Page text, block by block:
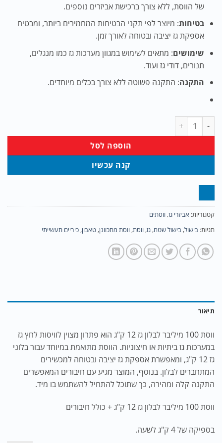
של הווסת, ללא צורך ברכישת אביזרים נוספים.
בטיחות: מיוצר לפי תקני הבטיחות המחמירים ביותר, ומבטיח
אספקת גז יציבה ובטוחה לאורך זמן.
שימושים: מתאים לשימוש במגוון מערכות גז כמו מנגלים,
תנורים, דודי גז ועוד.
התקנה: התקנה פשוטה ללא צורך בכלים מיוחדים.
כמות של ווסת 100 מיליבר לבלון גז 12 ק"ג + כולל חיבורים
הוספה לסל
קנה עכשיו
קטגוריות: אביזרי גז, ווסתים
תגיות: בישול, בישול שטח, גז, ווסת, ווסת מתכוונן, טאבון, כיריים תעשייתי
תיאור
ווסת 100 מיליבר לבלון גז 12 ק"ג הוא פתרון מצוין לוויסות לחץ גז
במערכות גז ביתיות או חיצוניות. הווסת מתואמת במיוחד עבור בלוני
גז 12 ק"ג, ומאפשרת אספקת גז יציבה ובטוחה למכשירים
המתחברים לבלון. בנוסף, המוצר מגיע עם חיבורים המאפשרים
התקנה קלה ומהירה, כך שתוכל להתחיל להשתמש בו מיד.
ווסת 100 מיליבר לבלון גז 12 ק"ג + כולל חיבורים
בספיקה של 4 ק"ג לשעה.